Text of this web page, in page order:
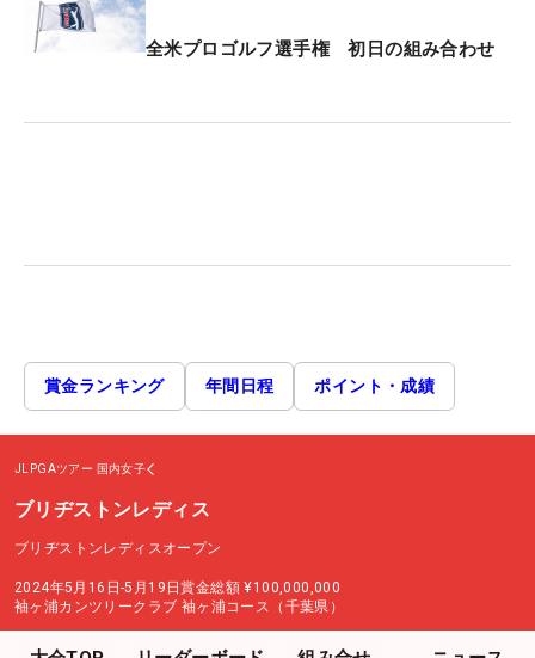
全米プロゴルフ選手権 初日の組み合わせ
賞金ランキング 年間日程 ポイント・成績
JLPGAツアー 国内女子
ブリヂストンレディス
ブリヂストンレディスオープン
2024年5月16日-5月19日賞金総額 ¥100,000,000
袖ヶ浦カンツリークラブ 袖ヶ浦コース（千葉県）